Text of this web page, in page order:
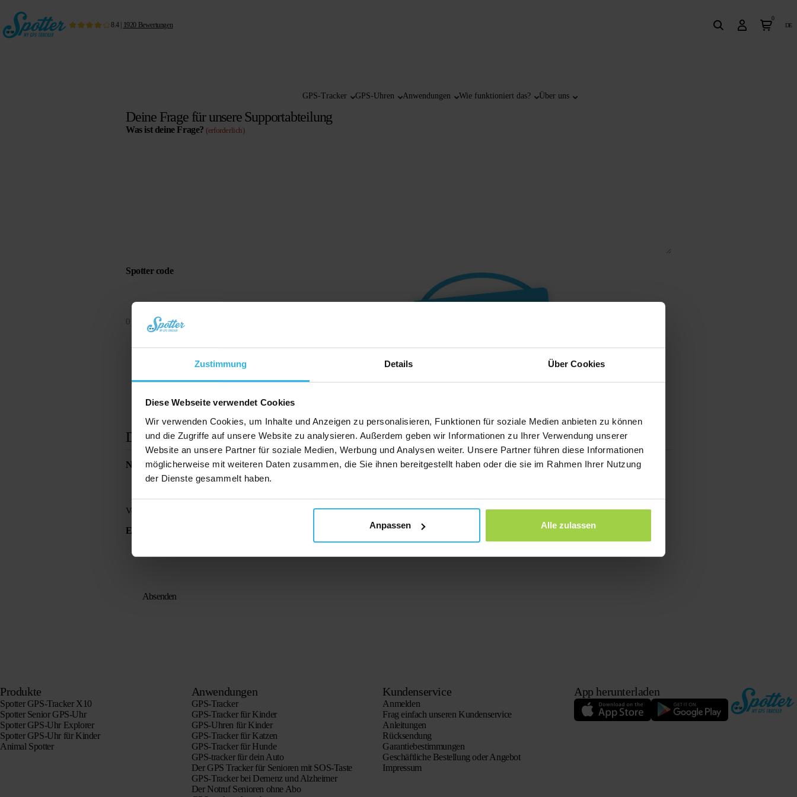
Zustimmung Details Über Cookies
Diese Webseite verwendet Cookies
Wir verwenden Cookies, um Inhalte und Anzeigen zu personalisieren, Funktionen für soziale Medien anbieten zu können
und die Zugriffe auf unsere Website zu analysieren. Außerdem geben wir Informationen zu Ihrer Verwendung unserer
Website an unsere Partner für soziale Medien, Werbung und Analysen weiter. Unsere Partner führen diese Informationen
möglicherweise mit weiteren Daten zusammen, die Sie ihnen bereitgestellt haben oder die sie im Rahmen Ihrer Nutzung
der Dienste gesammelt haben.
Anpassen Alle zulassen
8.4| 1920 Bewertungen
GPS-Tracker GPS-Uhren Anwendungen Wie funktioniert das? Über uns
0
de
Deine Frage für unsere Supportabteilung
Was ist deine Frage? (erforderlich)
Spotter code
0 von 20 max. Zeichenanzahl
Deine Daten
Name (erforderlich)
Vorname Nachname
E-Mail-Adresse
Produkte
Spotter GPS-Tracker X10
Spotter Senior GPS-Uhr
Spotter GPS-Uhr Explorer
Spotter GPS-Uhr für Kinder
Animal Spotter
Anwendungen
GPS-Tracker
GPS-Tracker für Kinder
GPS-Uhren für Kinder
GPS-Tracker für Katzen
GPS-Tracker für Hunde
GPS-tracker für dein Auto
Der GPS Tracker für Senioren mit SOS-Taste
GPS-Tracker bei Demenz und Alzheimer
Der Notruf Senioren ohne Abo
Kundenservice
Anmelden
Frag einfach unseren Kundenservice
Anleitungen
Rücksendung
Garantiebestimmungen
Geschäftliche Bestellung oder Angebot
Impressum
App herunterladen